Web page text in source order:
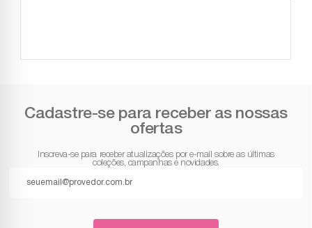
Cadastre-se para receber as nossas
ofertas
Inscreva-se para receber atualizações por e-mail sobre as últimas
coleções, campanhas e novidades.